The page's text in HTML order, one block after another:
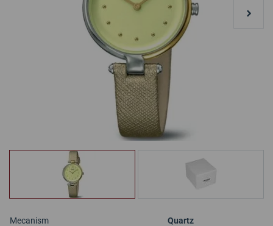
Mecanism
Quartz